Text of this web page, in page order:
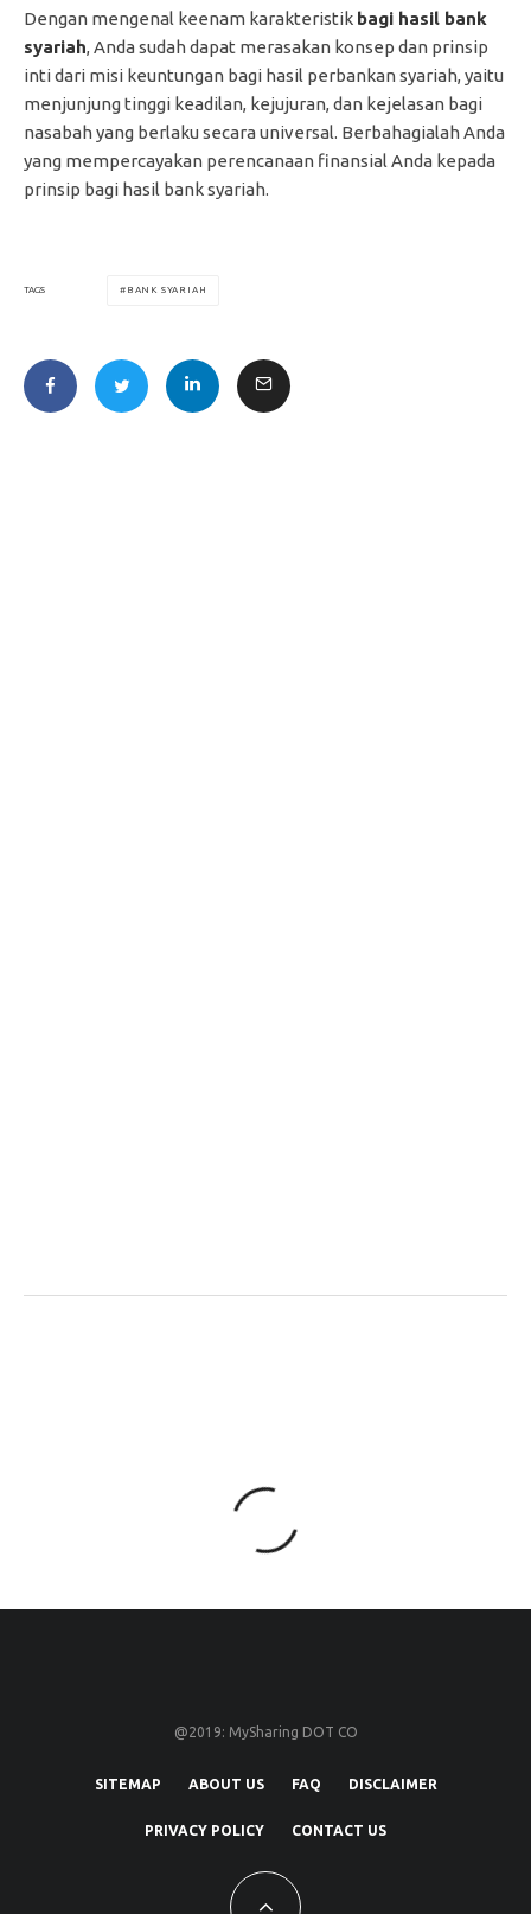
Dengan mengenal keenam karakteristik bagi hasil bank
syariah, Anda sudah dapat merasakan konsep dan prinsip
inti dari misi keuntungan bagi hasil perbankan syariah, yaitu
menjunjung tinggi keadilan, kejujuran, dan kejelasan bagi
nasabah yang berlaku secara universal. Berbahagialah Anda
yang mempercayakan perencanaan finansial Anda kepada
prinsip bagi hasil bank syariah.
TAGS BANK SYARIAH
@2019: MySharing DOT CO
SITEMAP ABOUT US FAQ DISCLAIMER
PRIVACY POLICY CONTACT US